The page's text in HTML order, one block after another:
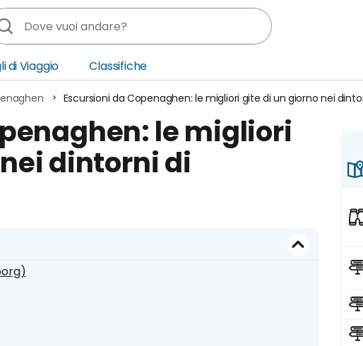
America Centrale
Medio Oriente
di Viaggio Classifiche
Escursioni da Copenaghen: le migliori gite di un giorno nei
le migliori
dintorni di